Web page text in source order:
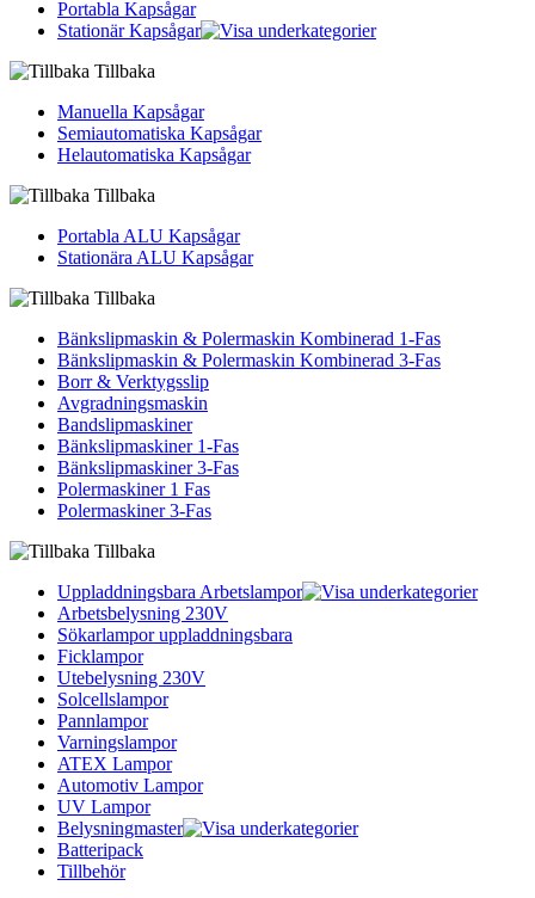
Portabla Kapsågar
Stationär Kapsågar
Tillbaka
Manuella Kapsågar
Semiautomatiska Kapsågar
Helautomatiska Kapsågar
Tillbaka
Portabla ALU Kapsågar
Stationära ALU Kapsågar
Tillbaka
Bänkslipmaskin & Polermaskin Kombinerad 1-Fas
Bänkslipmaskin & Polermaskin Kombinerad 3-Fas
Borr & Verktygsslip
Avgradningsmaskin
Bandslipmaskiner
Bänkslipmaskiner 1-Fas
Bänkslipmaskiner 3-Fas
Polermaskiner 1 Fas
Polermaskiner 3-Fas
Tillbaka
Uppladdningsbara Arbetslampor
Arbetsbelysning 230V
Sökarlampor uppladdningsbara
Ficklampor
Utebelysning 230V
Solcellslampor
Pannlampor
Varningslampor
ATEX Lampor
Automotiv Lampor
UV Lampor
Belysningmaster
Batteripack
Tillbehör